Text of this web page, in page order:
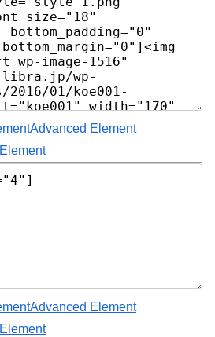
Advanced Element
Advanced Element